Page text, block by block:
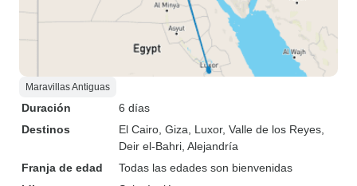
Maravillas Antiguas
Duración
6 días
Destinos
El Cairo , Giza , Luxor, Valle de los Reyes
Deir el-Bahri , Alejandría
Franja de edad
Todas las edades son bienvenidas